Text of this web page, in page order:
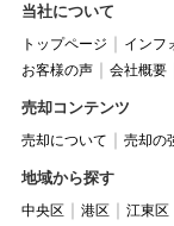
当社について
トップページ インフ
お客様の声
会社概要
売却コンテンツ
売却について 売却の
地域から探す
中央区 港区 江東区